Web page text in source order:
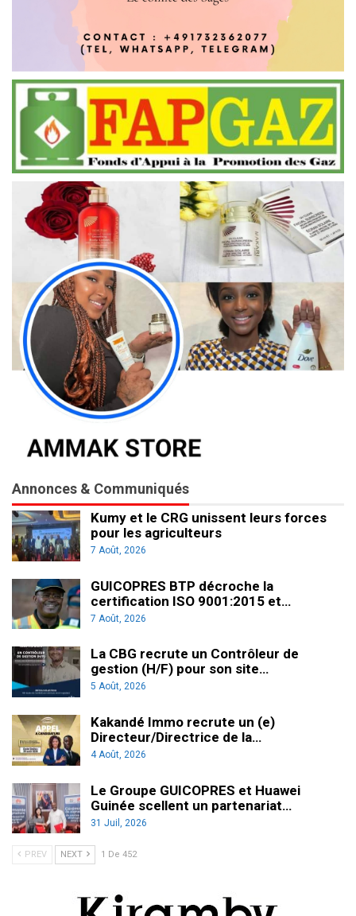
Annonces & Communiqués
Kumy et le CRG unissent leurs forces
pour les agriculteurs
7 Août, 2026
GUICOPRES BTP décroche la
certification ISO 9001:2015 et…
7 Août, 2026
La CBG recrute un Contrôleur de
gestion (H/F) pour son site…
5 Août, 2026
Kakandé Immo recrute un (e)
Directeur/Directrice de la…
4 Août, 2026
Le Groupe GUICOPRES et Huawei
Guinée scellent un partenariat…
31 Juil, 2026
PREV NEXT 1 De 452